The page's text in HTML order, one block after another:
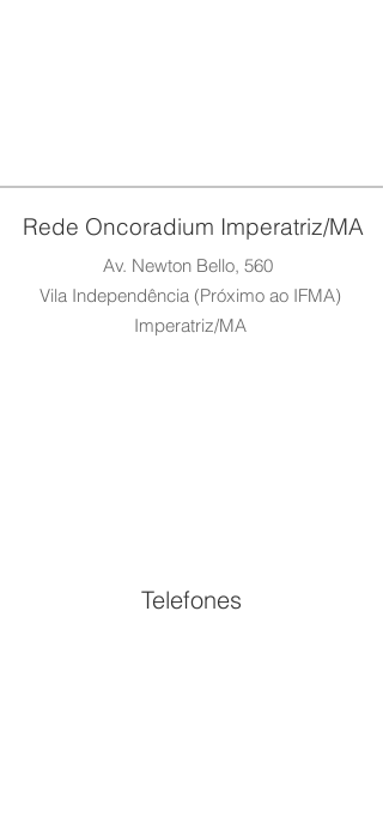
Rede Oncoradium Imperatriz/MA
Av. Newton Bello, 560
Vila Independência (Próximo ao IFMA)
Imperatriz/MA
Telefones